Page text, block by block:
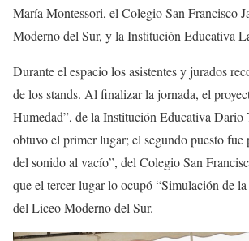
María Montessori, el Colegio San Francisco
Moderno del Sur, y la Institución Educativa
Durante el espacio los asistentes y jurados
de los stands. Al finalizar la jornada, el
Humedad”, de la Institución Educativa Dario
obtuvo el primer lugar; el segundo puesto fue
del sonido al vacío”, del Colegio San
que el tercer lugar lo ocupó “Simulación de la
del Liceo Moderno del Sur.